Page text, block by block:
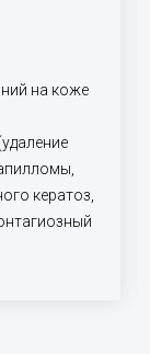
на коже
кератоз,